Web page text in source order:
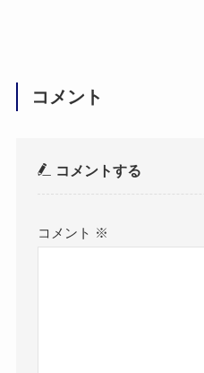
コメント
コメントする
コメント ※